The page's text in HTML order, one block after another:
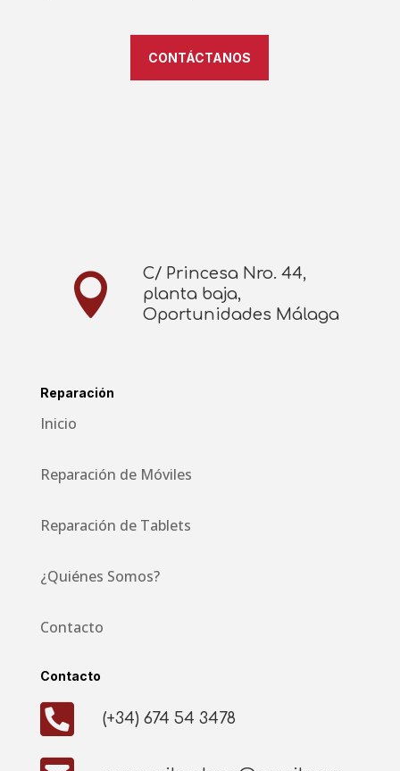
CONTÁCTANOS

C/ Princesa Nro. 44,
planta baja,
Oportunidades Málaga
Reparación
Inicio
Reparación de Móviles
Reparación de Tablets
¿Quiénes Somos?
Contacto
Contacto
 (+34) 674 54 3478